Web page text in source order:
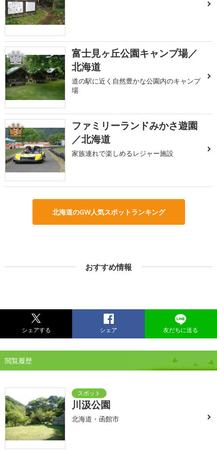
2
富士見ヶ丘公園キャンプ場／
北海道
道の駅に近く自然豊かな公園内のキャンプ
場
3
ファミリーランドみかさ遊園
／北海道
家族連れで楽しめるレジャー施設
北海道のGW人気スポットランキング
おすすめ情報
シェアする シェア 友だちに送る
閲覧履歴
川汲公園
北海道・函館市